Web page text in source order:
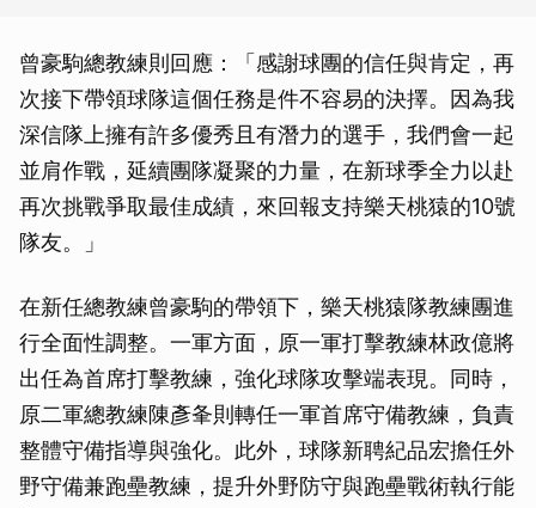
曾豪駒總教練則回應：「感謝球團的信任與肯定，再
次接下帶領球隊這個任務是件不容易的決擇。因為我
深信隊上擁有許多優秀且有潛力的選手，我們會一起
並肩作戰，延續團隊凝聚的力量，在新球季全力以赴
再次挑戰爭取最佳成績，來回報支持樂天桃猿的10號
隊友。」
在新任總教練曾豪駒的帶領下，樂天桃猿隊教練團進
行全面性調整。一軍方面，原一軍打擊教練林政億將
出任為首席打擊教練，強化球隊攻擊端表現。同時，
原二軍總教練陳彥夆則轉任一軍首席守備教練，負責
整體守備指導與強化。此外，球隊新聘紀品宏擔任外
野守備兼跑壘教練，提升外野防守與跑壘戰術執行能